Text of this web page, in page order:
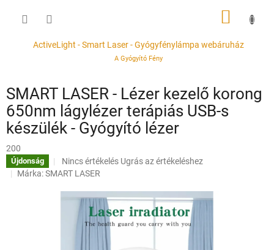
tartalomhozActiveLight - Smart Laser - Gyógyfénylámpa webáruház
A Gyógyító Fény
KOSÁR
SMART LASER - Lézer kezelő korong
650nm lágylézer terápiás USB-s
készülék - Gyógyító lézer
200
Újdonság
A
termék
értékelése
Nincs értékelés Ugrás az értékeléshez
Márka:SMART LASER